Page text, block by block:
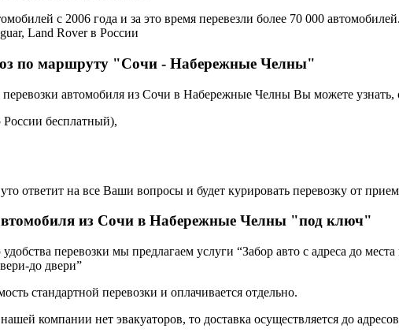
с 2006 года и за это время перевезли более 70 000
Land Rover в России
по маршруту "Сочи - Набережные Челны"
автомобиля из Сочи в Набережные Челны Вы можете узнать,
России бесплатный),
ответит на все Ваши вопросы и будет курировать перевозку от
из Сочи в Набережные Челны "под ключ"
перевозки мы предлагаем услуги “Забор авто с адреса до
до двери”
стандартной перевозки и оплачивается отдельно.
компании нет эвакуаторов, то доставка осуществляется до